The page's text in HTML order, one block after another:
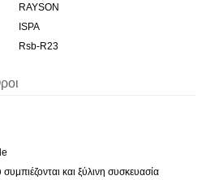
RAYSON
ISPA
Rsb-R23
και ξύλινη συσκευασία